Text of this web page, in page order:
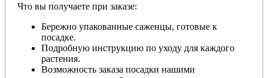
Что вы получаете при заказе:
Бережно упакованные саженцы, готовые к
посадке.
Подробную инструкцию по уходу для каждого
растения.
Возможность заказа посадки нашими